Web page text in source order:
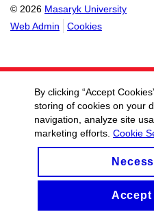
© 2026 Masaryk University
Web Admin
Cookies
By clicking “Accept
storing of cookies on your
navigation, analyze site
marketing efforts. Cookie
Accept